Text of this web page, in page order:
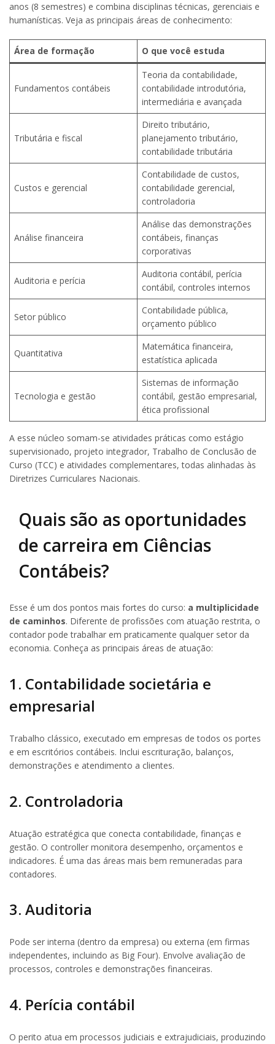
anos (8 semestres) e combina disciplinas técnicas, gerenciais e
humanísticas. Veja as principais áreas de conhecimento:
Área de formação O que você estuda
Fundamentos contábeis
Teoria da contabilidade,
contabilidade introdutória,
intermediária e avançada
Tributária e fiscal
Direito tributário,
planejamento tributário,
contabilidade tributária
Custos e gerencial
Contabilidade de custos,
contabilidade gerencial,
controladoria
Análise financeira
Análise das demonstrações
contábeis, finanças
corporativas
Auditoria e perícia
Auditoria contábil, perícia
contábil, controles internos
Setor público
Contabilidade pública,
orçamento público
Quantitativa
Matemática financeira,
estatística aplicada
Tecnologia e gestão
Sistemas de informação
contábil, gestão empresarial,
ética profissional
A esse núcleo somam-se atividades práticas como estágio
supervisionado, projeto integrador, Trabalho de Conclusão de
Curso (TCC) e atividades complementares, todas alinhadas às
Diretrizes Curriculares Nacionais.
Quais são as oportunidades
de carreira em Ciências
Contábeis?
Esse é um dos pontos mais fortes do curso: a multiplicidade
de caminhos. Diferente de profissões com atuação restrita, o
contador pode trabalhar em praticamente qualquer setor da
economia. Conheça as principais áreas de atuação:
1. Contabilidade societária e
empresarial
Trabalho clássico, executado em empresas de todos os portes
e em escritórios contábeis. Inclui escrituração, balanços,
demonstrações e atendimento a clientes.
2. Controladoria
Atuação estratégica que conecta contabilidade, finanças e
gestão. O controller monitora desempenho, orçamentos e
indicadores. É uma das áreas mais bem remuneradas para
contadores.
3. Auditoria
Pode ser interna (dentro da empresa) ou externa (em firmas
independentes, incluindo as Big Four). Envolve avaliação de
processos, controles e demonstrações financeiras.
4. Perícia contábil
O perito atua em processos judiciais e extrajudiciais, produzindo